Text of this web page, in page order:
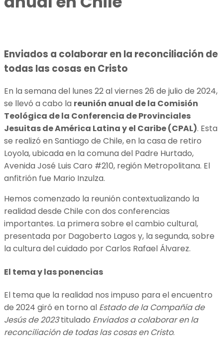
Enviados a colaborar en la reconciliación de
todas las cosas en Cristo
En la semana del lunes 22 al viernes 26 de julio de 2024,
se llevó a cabo la reunión anual de la Comisión
Teológica de la Conferencia de Provinciales
Jesuitas de América Latina y el Caribe (CPAL). Esta
se realizó en Santiago de Chile, en la casa de retiro
Loyola, ubicada en la comuna del Padre Hurtado,
Avenida José Luis Caro #210, región Metropolitana. El
anfitrión fue Mario Inzulza.
Hemos comenzado la reunión contextualizando la
realidad desde Chile con dos conferencias
importantes. La primera sobre el cambio cultural,
presentada por Dagoberto Lagos y, la segunda, sobre
la cultura del cuidado por Carlos Rafael Álvarez.
El tema y las ponencias
El tema que la realidad nos impuso para el encuentro
de 2024 giró en torno al Estado de la Compañía de
Jesús de 2023titulado Enviados a colaborar en la
reconciliación de todas las cosas en Cristo.